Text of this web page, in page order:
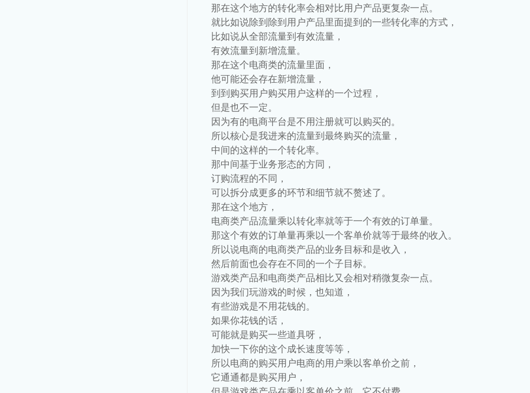
那在这个地方的转化率会相对比用户产品更复杂一点。
就比如说除到除到用户产品里面提到的一些转化率的方式，
比如说从全部流量到有效流量，
有效流量到新增流量。
那在这个电商类的流量里面，
他可能还会存在新增流量，
到到购买用户购买用户这样的一个过程，
但是也不一定。
因为有的电商平台是不用注册就可以购买的。
所以核心是我进来的流量到最终购买的流量，
中间的这样的一个转化率。
那中间基于业务形态的方同，
订购流程的不同，
可以拆分成更多的环节和细节就不赘述了。
那在这个地方，
电商类产品流量乘以转化率就等于一个有效的订单量。
那这个有效的订单量再乘以一个客单价就等于最终的收入。
所以说电商的电商类产品的业务目标和是收入，
然后前面也会存在不同的一个子目标。
游戏类产品和电商类产品相比又会相对稍微复杂一点。
因为我们玩游戏的时候，也知道，
有些游戏是不用花钱的。
如果你花钱的话，
可能就是购买一些道具呀，
加快一下你的这个成长速度等等，
所以电商的购买用户电商的用户乘以客单价之前，
它通通都是购买用户，